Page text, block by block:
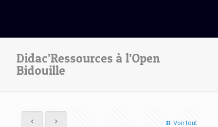
Didac’Ressources à l’Open
Bidouille
Voir tout